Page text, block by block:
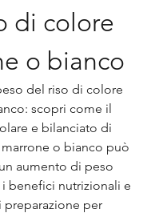
di colore
o bianco
del riso di colore
scopri come il
e bilanciato di
o bianco può
aumento di peso
i benefici nutrizionali e
per